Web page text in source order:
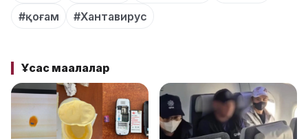
#қоғам
#Хантавирус
Ұқсас мақалалар